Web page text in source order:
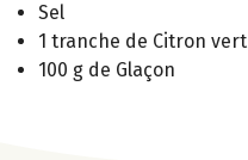
Sel
1 tranche de Citron vert
100 g de Glaçon